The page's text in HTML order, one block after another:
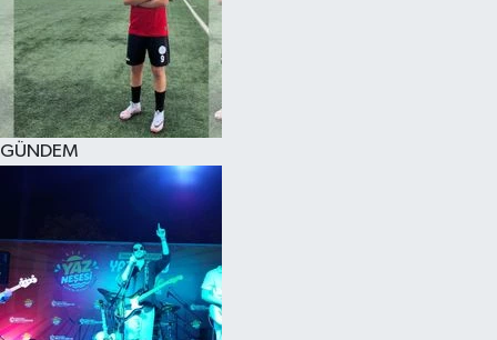
GÜNDEM